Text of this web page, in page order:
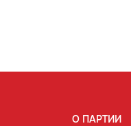
О ПАРТИИ